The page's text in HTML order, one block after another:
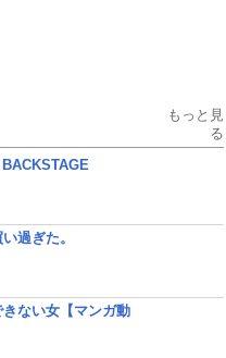
もっと見
る
過ぎた。
きない女【マンガ動